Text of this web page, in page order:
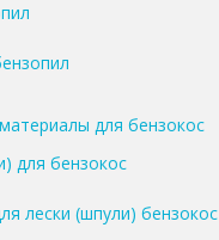
для бензокос
для бензокос
лески (шпули) бензокос